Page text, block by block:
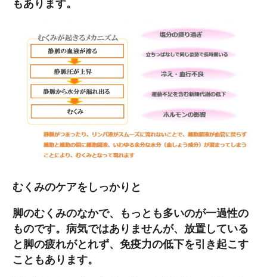
むくみのケアをしっかりと
脚のむくみのなかで、もっとも多いのが一過性の
ものです。病気ではありませんが、放置している
と脚の疲れがとれず、免疫力の低下を引き起こす
こともあります。